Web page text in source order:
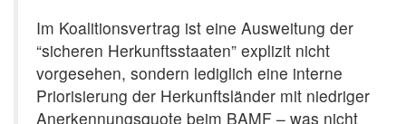
Im Koalitionsvertrag ist eine Ausweitung der
“sicheren Herkunftsstaaten” explizit nicht
vorgesehen, sondern lediglich eine interne
Priorisierung der Herkunftsländer mit niedriger
Anerkennungsquote beim BAMF – was nicht